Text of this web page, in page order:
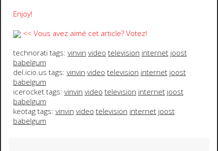
Enjoy!
<< Vous avez aimé cet article? Votez!
technorati tags: vinvin video television internet joost
babelgum
del.icio.us tags: vinvin video television internet joost
babelgum
icerocket tags: vinvin video television internet joost
babelgum
keotag tags: vinvin video television internet joost
babelgum